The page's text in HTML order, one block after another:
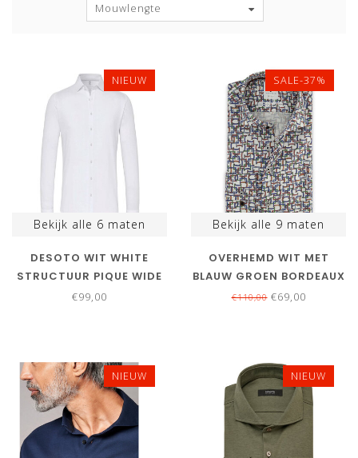
Mouwlengte
NIEUW
Bekijk alle 6 maten
DESOTO WIT WHITE
STRUCTUUR PIQUE WIDE
SPREAD KENT
€99,00
SALE-37%
Bekijk alle 9 maten
OVERHEMD WIT MET
BLAUW GROEN BORDEAUX
ROOD GRAFISCHE PRINT
€110,00€69,00
NIEUW NIEUW